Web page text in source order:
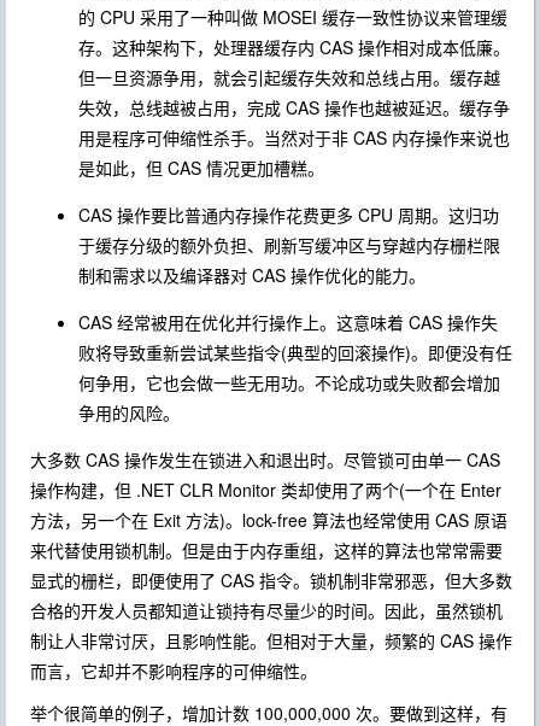
的 CPU 采用了一种叫做 MOSEI 缓存一致性协议来管理缓
存。这种架构下，处理器缓存内 CAS 操作相对成本低廉。
但一旦资源争用，就会引起缓存失效和总线占用。缓存越
失效，总线越被占用，完成 CAS 操作也越被延迟。缓存争
用是程序可伸缩性杀手。当然对于非 CAS 内存操作来说也
是如此，但 CAS 情况更加槽糕。
CAS 操作要比普通内存操作花费更多 CPU 周期。这归功
于缓存分级的额外负担、刷新写缓冲区与穿越内存栅栏限
制和需求以及编译器对 CAS 操作优化的能力。
CAS 经常被用在优化并行操作上。这意味着 CAS 操作失
败将导致重新尝试某些指令(典型的回滚操作)。即便没有任
何争用，它也会做一些无用功。不论成功或失败都会增加
争用的风险。
大多数 CAS 操作发生在锁进入和退出时。尽管锁可由单一 CAS
操作构建，但 .NET CLR Monitor 类却使用了两个(一个在 Enter
方法，另一个在 Exit 方法)。lock-free 算法也经常使用 CAS 原语
来代替使用锁机制。但是由于内存重组，这样的算法也常常需要
显式的栅栏，即便使用了 CAS 指令。锁机制非常邪恶，但大多数
合格的开发人员都知道让锁持有尽量少的时间。因此，虽然锁机
制让人非常讨厌，且影响性能。但相对于大量，频繁的 CAS 操作
而言，它却并不影响程序的可伸缩性。
举个很简单的例子，增加计数 100,000,000 次。要做到这样，有